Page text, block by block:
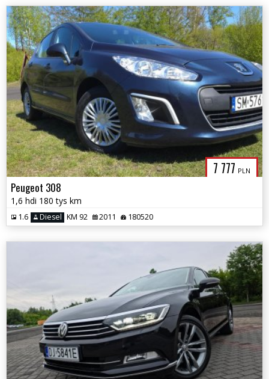
7 777 PLN
Peugeot 308
1,6 hdi 180 tys km
1.6 Diesel KM 92 2011 180520